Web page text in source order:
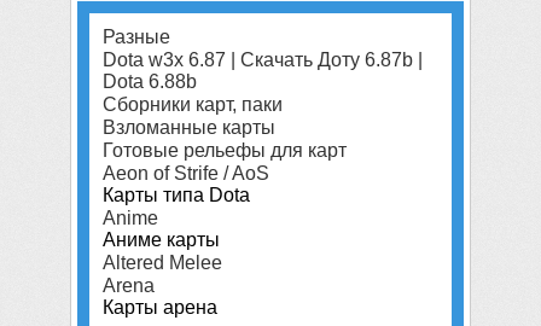
Разные
Dota w3x 6.87 | Скачать Доту 6.87b |
Dota 6.88b
Сборники карт, паки
Взломанные карты
Готовые рельефы для карт
Aeon of Strife / AoS
Карты типа Dota
Anime
Аниме карты
Altered Melee
Arena
Карты арена